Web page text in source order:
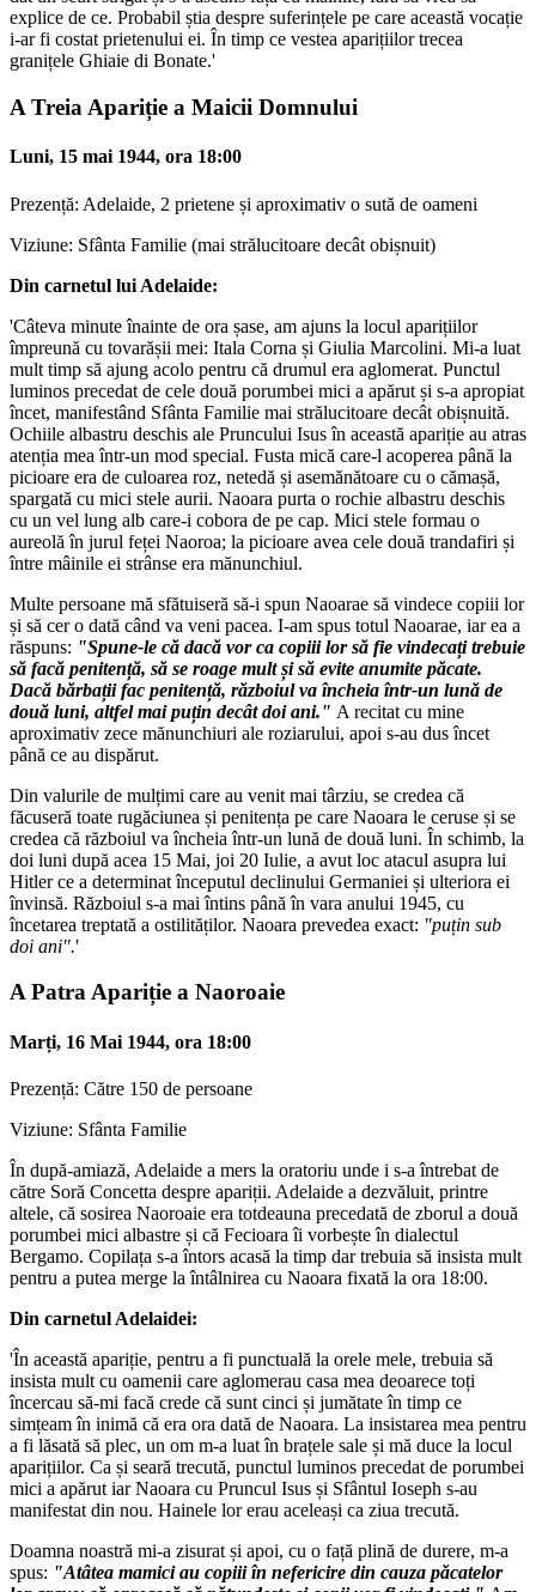
explice de ce. Probabil știa despre suferințele pe care această vocație
i-ar fi costat prietenului ei. În timp ce vestea aparițiilor trecea
granițele Ghiaie di Bonate.'
A Treia Apariție a Maicii Domnului
Luni, 15 mai 1944, ora 18:00
Prezență: Adelaide, 2 prietene și aproximativ o sută de oameni
Viziune: Sfânta Familie (mai strălucitoare decât obișnuit)
Din carnetul lui Adelaide:
'Câteva minute înainte de ora șase, am ajuns la locul aparițiilor
împreună cu tovarășii mei: Itala Corna și Giulia Marcolini. Mi-a luat
mult timp să ajung acolo pentru că drumul era aglomerat. Punctul
luminos precedat de cele două porumbei mici a apărut și s-a apropiat
încet, manifestând Sfânta Familie mai strălucitoare decât obișnuită.
Ochiile albastru deschis ale Pruncului Isus în această apariție au atras
atenția mea într-un mod special. Fusta mică care-l acoperea până la
picioare era de culoarea roz, netedă și asemănătoare cu o cămașă,
spargată cu mici stele aurii. Naoara purta o rochie albastru deschis
cu un vel lung alb care-i cobora de pe cap. Mici stele formau o
aureolă în jurul feței Naoroa; la picioare avea cele două trandafiri și
între mâinile ei strânse era mănunchiul.
Multe persoane mă sfătuiseră să-i spun Naoarae să vindece copiii lor
și să cer o dată când va veni pacea. I-am spus totul Naoarae, iar ea a
răspuns: "Spune-le că dacă vor ca copiii lor să fie vindecați trebuie
să facă penitență, să se roage mult și să evite anumite păcate.
Dacă bărbații fac penitență, războiul va încheia într-un lună de
două luni, altfel mai puțin decât doi ani." A recitat cu mine
aproximativ zece mănunchiuri ale roziarului, apoi s-au dus încet
până ce au dispărut.
Din valurile de mulțimi care au venit mai târziu, se credea că
făcuseră toate rugăciunea și penitența pe care Naoara le ceruse și se
credea că războiul va încheia într-un lună de două luni. În schimb, la
doi luni după acea 15 Mai, joi 20 Iulie, a avut loc atacul asupra lui
Hitler ce a determinat începutul declinului Germaniei și ulteriora ei
învinsă. Războiul s-a mai întins până în vara anului 1945, cu
încetarea treptată a ostilităților. Naoara prevedea exact: "puțin sub
doi ani".'
A Patra Apariție a Naoroaie
Marți, 16 Mai 1944, ora 18:00
Prezență: Către 150 de persoane
Viziune: Sfânta Familie
În după-amiază, Adelaide a mers la oratoriu unde i s-a întrebat de
către Soră Concetta despre apariții. Adelaide a dezvăluit, printre
altele, că sosirea Naoroaie era totdeauna precedată de zborul a două
porumbei mici albastre și că Fecioara îi vorbește în dialectul
Bergamo. Copilața s-a întors acasă la timp dar trebuia să insista mult
pentru a putea merge la întâlnirea cu Naoara fixată la ora 18:00.
Din carnetul Adelaidei:
'În această apariție, pentru a fi punctuală la orele mele, trebuia să
insista mult cu oamenii care aglomerau casa mea deoarece toți
încercau să-mi facă crede că sunt cinci și jumătate în timp ce
simțeam în inimă că era ora dată de Naoara. La insistarea mea pentru
a fi lăsată să plec, un om m-a luat în brațele sale și mă duce la locul
aparițiilor. Ca și seară trecută, punctul luminos precedat de porumbei
mici a apărut iar Naoara cu Pruncul Isus și Sfântul Ioseph s-au
manifestat din nou. Hainele lor erau aceleași ca ziua trecută.
Doamna noastră mi-a zisurat și apoi, cu o față plină de durere, m-a
spus: "Atâtea mamici au copiii în nefericire din cauza păcatelor